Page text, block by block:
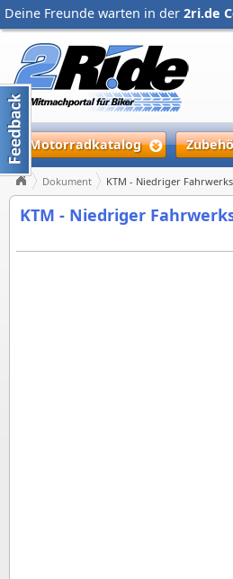
Deine Freunde warten in der 2ri.de
Motorradkatalog
Dokument KTM - Niedriger
KTM - Niedriger